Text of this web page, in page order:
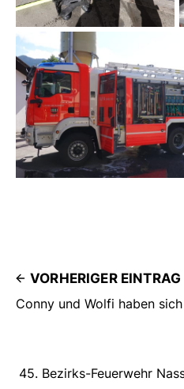
VORHERIGER EINTRAG
Conny und Wolfi haben
45. Bezirks-Feuerwehr